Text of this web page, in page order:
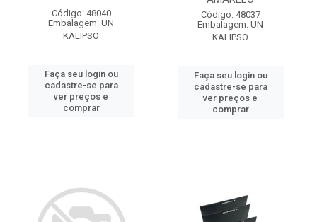
Código: 48040
Embalagem: UN
KALIPSO
Faça seu login ou
cadastre-se para
ver preços e
comprar
Código: 48037
Embalagem: UN
KALIPSO
Faça seu login ou
cadastre-se para
ver preços e
comprar